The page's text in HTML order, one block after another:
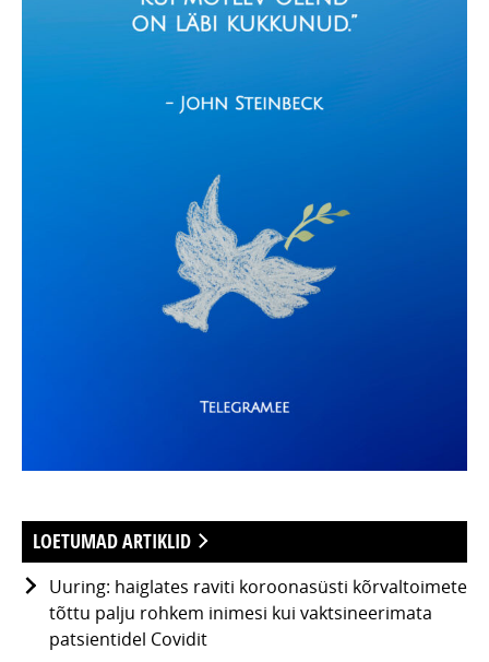
LOETUMAD ARTIKLID
Uuring: haiglates raviti koroonasüsti kõrvaltoimete
tõttu palju rohkem inimesi kui vaktsineerimata
patsientidel Covidit